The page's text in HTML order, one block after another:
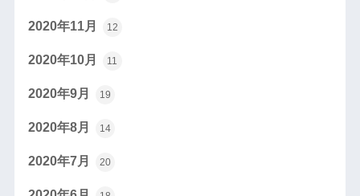
2020年11月 12
2020年10月 11
2020年9月 19
2020年8月 14
2020年7月 20